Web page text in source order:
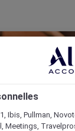
Ibis, Pullman,
Meetings,